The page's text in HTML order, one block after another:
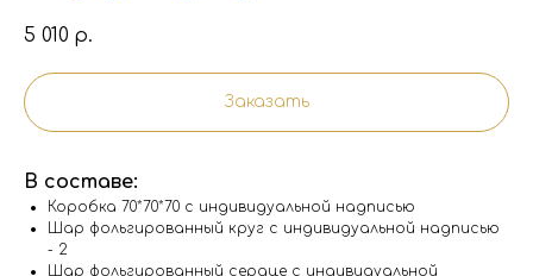
5 010 р.
Заказать
В составе:
Коробка 70*70*70 с индивидуальной надписью
Шар фольгированный круг с индивидуальной надписью
- 2
Шар фольгированный сердце с индивидуальной